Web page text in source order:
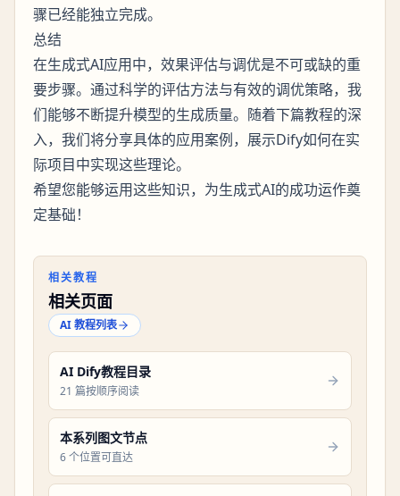
骤已经能独立完成。
总结
在生成式AI应用中，效果评估与调优是不可或缺的重
要步骤。通过科学的评估方法与有效的调优策略，我
们能够不断提升模型的生成质量。随着下篇教程的深
入，我们将分享具体的应用案例，展示Dify如何在实
际项目中实现这些理论。
希望您能够运用这些知识，为生成式AI的成功运作奠
定基础！
相关教程
相关页面
AI 教程列表
AI Dify教程目录
21 篇按顺序阅读
本系列图文节点
6 个位置可直达